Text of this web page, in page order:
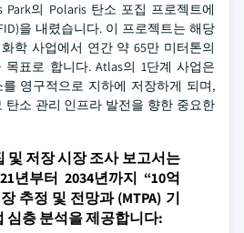
Park의 Polaris 탄소 포집 프로젝트에
을 내렸습니다. 이 프로젝트는 해당
학 사업에서 연간 약 65만 미터톤의
목표로 합니다. Atlas의 1단계 사업은
영구적으로 지하에 저장하게 되며,
탄소 관리 인프라 발전을 향한 중요한
및 저장 시장 조사 보고서는
년부터 2034년까지 “10억
추정 및 전망과 (MTPA) 기
심층 분석을 제공합니다: